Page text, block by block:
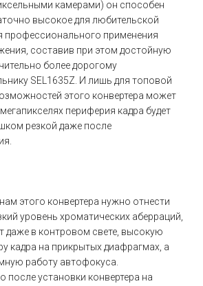
камерами) он способен
высокое для любительской
профессионального применения
составив при этом достойную
более дорогому
SEL1635Z. И лишь для топовой
этого конвертера может
периферия кадра будет
резкой даже после
этого конвертера нужно отнести
уровень хроматических аберраций,
даже в контровом свете, высокую
кадра на прикрытых диафрагмах, а
работу автофокуса.
после установки конвертера на